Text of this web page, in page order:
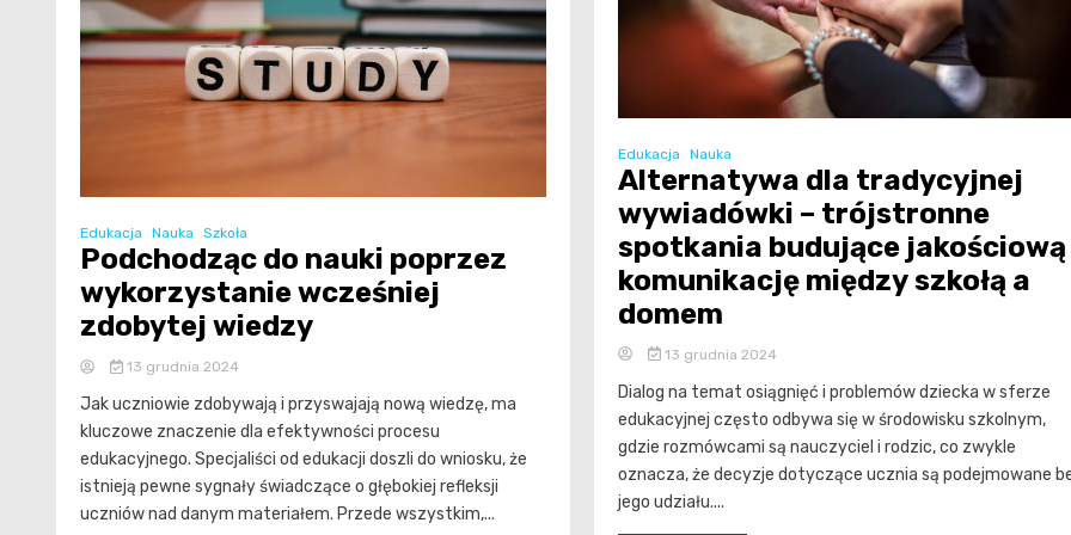
Edukacja Nauka Szkoła
Podchodząc do nauki poprzez
wykorzystanie wcześniej
zdobytej wiedzy
13 grudnia 2024
Jak uczniowie zdobywają i przyswajają nową wiedzę, ma
kluczowe znaczenie dla efektywności procesu
edukacyjnego. Specjaliści od edukacji doszli do wniosku, że
istnieją pewne sygnały świadczące o głębokiej refleksji
uczniów nad danym materiałem. Przede wszystkim,...
Edukacja Nauka
Alternatywa dla tradycyjnej
wywiadówki – trójstronne
spotkania budujące jakościową
komunikację między szkołą a
domem
13 grudnia 2024
Dialog na temat osiągnięć i problemów dziecka w sferze
edukacyjnej często odbywa się w środowisku szkolnym,
gdzie rozmówcami są nauczyciel i rodzic, co zwykle
oznacza, że decyzje dotyczące ucznia są podejmowane
jego udziału....